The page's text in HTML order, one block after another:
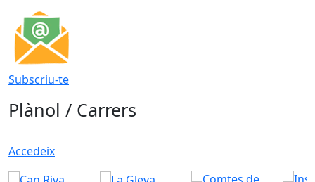
Subscriu-te
Plànol / Carrers
Accedeix